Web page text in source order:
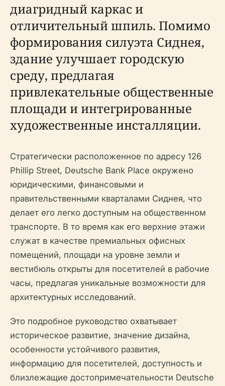
диагридный каркас и
отличительный шпиль. Помимо
формирования силуэта Сиднея,
здание улучшает городскую
среду, предлагая
привлекательные общественные
площади и интегрированные
художественные инсталляции.
Стратегически расположенное по адресу 126
Phillip Street, Deutsche Bank Place окружено
юридическими, финансовыми и
правительственными кварталами Сиднея, что
делает его легко доступным на общественном
транспорте. В то время как его верхние этажи
служат в качестве премиальных офисных
помещений, площади на уровне земли и
вестибюль открыты для посетителей в рабочие
часы, предлагая уникальные возможности для
архитектурных исследований.
Это подробное руководство охватывает
историческое развитие, значение дизайна,
особенности устойчивого развития,
информацию для посетителей, доступность и
близлежащие достопримечательности Deutsche